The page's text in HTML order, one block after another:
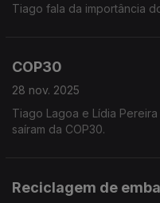
Tiago fala da importância
COP30
28 nov. 2025
Tiago Lagoa e Lídia
saíram da COP30.
Reciclagem de